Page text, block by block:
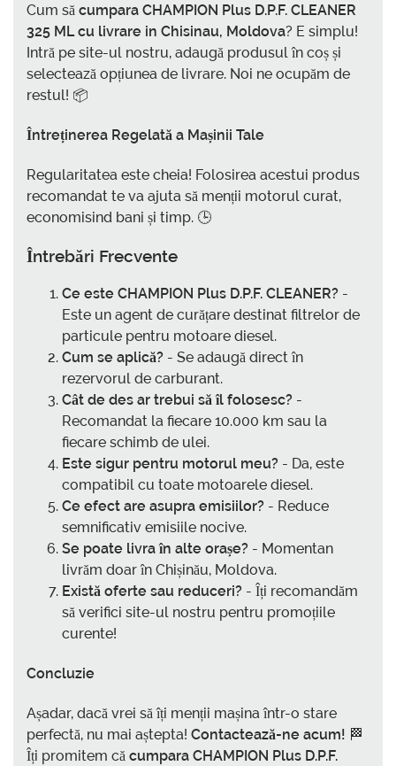
Cum să cumpara CHAMPION Plus D.P.F. CLEANER
325 ML cu livrare in Chisinau, Moldova? E simplu!
Intră pe site-ul nostru, adaugă produsul în coș și
selectează opțiunea de livrare. Noi ne ocupăm de
restul! 📦
Întreținerea Regelată a Mașinii Tale
Regularitatea este cheia! Folosirea acestui produs
recomandat te va ajuta să menții motorul curat,
economisind bani și timp. 🕒
Întrebări Frecvente
Ce este CHAMPION Plus D.P.F. CLEANER? -
Este un agent de curățare destinat filtrelor de
particule pentru motoare diesel.
Cum se aplică? - Se adaugă direct în
rezervorul de carburant.
Cât de des ar trebui să îl folosesc? -
Recomandat la fiecare 10.000 km sau la
fiecare schimb de ulei.
Este sigur pentru motorul meu? - Da, este
compatibil cu toate motoarele diesel.
Ce efect are asupra emisiilor? - Reduce
semnificativ emisiile nocive.
Se poate livra în alte orașe? - Momentan
livrăm doar în Chișinău, Moldova.
Există oferte sau reduceri? - Îți recomandăm
să verifici site-ul nostru pentru promoțiile
curente!
Concluzie
Așadar, dacă vrei să îți menții mașina într-o stare
perfectă, nu mai aștepta! Contactează-ne acum! 🏁
Îți promitem că cumpara CHAMPION Plus D.P.F.